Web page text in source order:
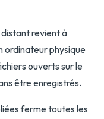
distant revient à
ordinateur physique
ouverts sur le
être enregistrés.
ferme toutes les